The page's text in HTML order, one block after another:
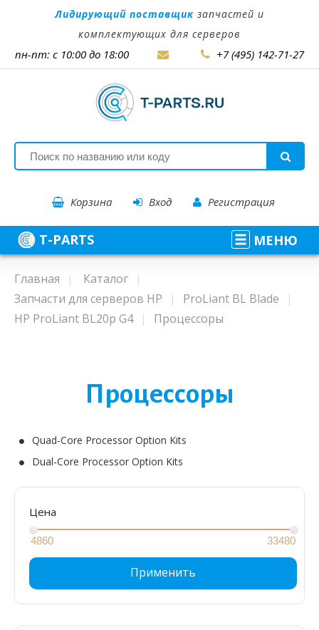
Лидирующий поставщик запчастей и
комплектующих для серверов
пн-пт: с 10:00 до 18:00 +7 (495) 142-71-27
Корзина Вход Регистрация
T-PARTS МЕНЮ
Главная
Каталог
Запчасти для серверов HP
ProLiant BL Blade
HP ProLiant BL20p G4
Процессоры
Процессоры
Quad-Core Processor Option Kits
Dual-Core Processor Option Kits
Цена
Применить